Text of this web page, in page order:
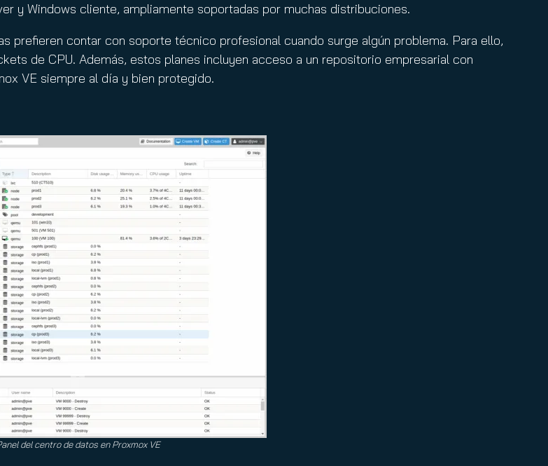
y Windows cliente, ampliamente soportadas por muchas distribuciones.
prefieren contar con soporte técnico profesional cuando surge algún problema. Para ello,
de CPU. Además, estos planes incluyen acceso a un repositorio empresarial con
VE siempre al día y bien protegido.
del centro de datos en Proxmox VE